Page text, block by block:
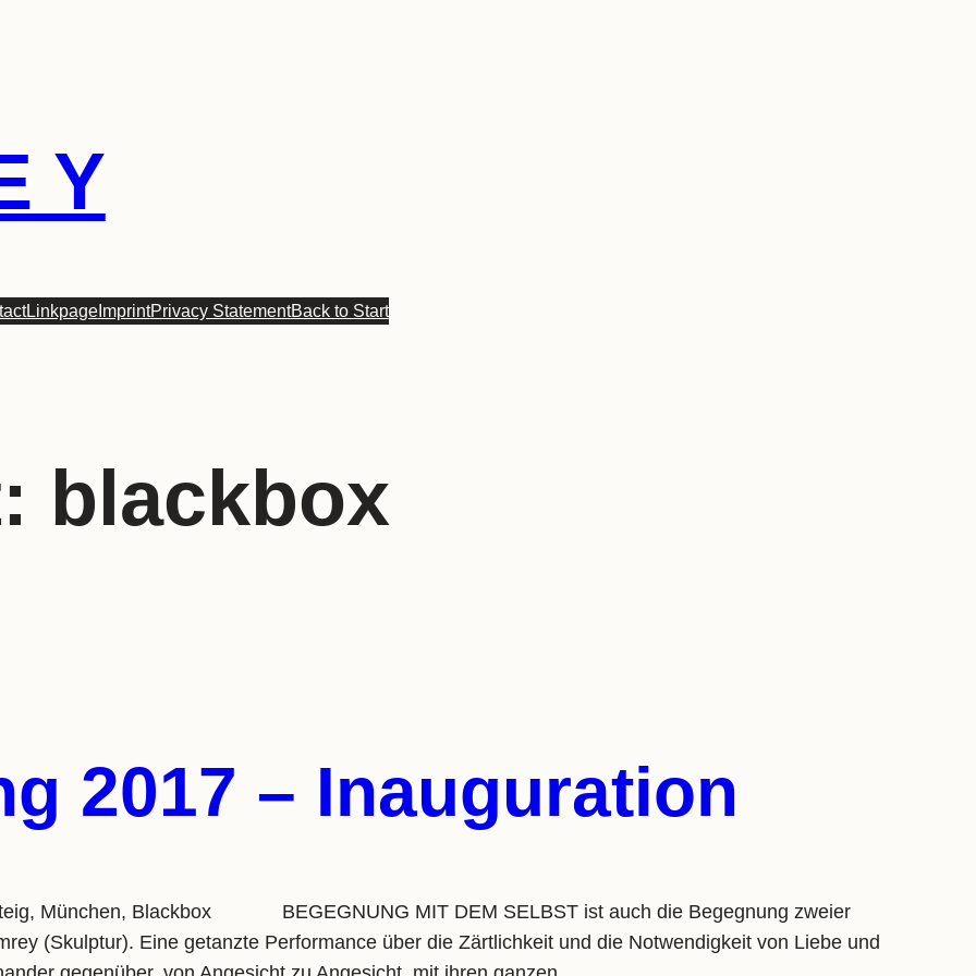
Y
LinkpageImprintPrivacy StatementBack to Start
blackbox
2017 – Inauguration
München, Blackbox BEGEGNUNG MIT DEM SELBST ist auch die Begegnung zweier
(Skulptur). Eine getanzte Performance über die Zärtlichkeit und die Notwendigkeit von Liebe und